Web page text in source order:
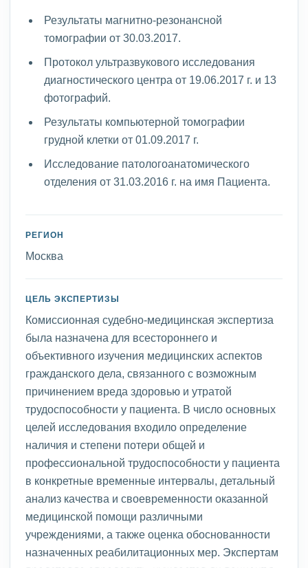
Результаты магнитно-резонансной
томографии от 30.03.2017.
Протокол ультразвукового исследования
диагностического центра от 19.06.2017 г. и 13
фотографий.
Результаты компьютерной томографии
грудной клетки от 01.09.2017 г.
Исследование патологоанатомического
отделения от 31.03.2016 г. на имя Пациента.
РЕГИОН
Москва
ЦЕЛЬ ЭКСПЕРТИЗЫ
Комиссионная судебно-медицинская экспертиза
была назначена для всестороннего и
объективного изучения медицинских аспектов
гражданского дела, связанного с возможным
причинением вреда здоровью и утратой
трудоспособности у пациента. В число основных
целей исследования входило определение
наличия и степени потери общей и
профессиональной трудоспособности у пациента
в конкретные временные интервалы, детальный
анализ качества и своевременности оказанной
медицинской помощи различными
учреждениями, а также оценка обоснованности
назначенных реабилитационных мер. Экспертам